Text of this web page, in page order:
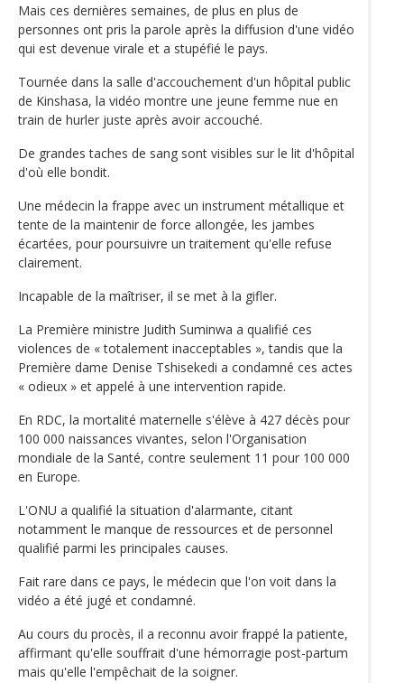
Mais ces dernières semaines, de plus en plus de
personnes ont pris la parole après la diffusion d'une vidéo
qui est devenue virale et a stupéfié le pays.
Tournée dans la salle d'accouchement d'un hôpital public
de Kinshasa, la vidéo montre une jeune femme nue en
train de hurler juste après avoir accouché.
De grandes taches de sang sont visibles sur le lit d'hôpital
d'où elle bondit.
Une médecin la frappe avec un instrument métallique et
tente de la maintenir de force allongée, les jambes
écartées, pour poursuivre un traitement qu'elle refuse
clairement.
Incapable de la maîtriser, il se met à la gifler.
La Première ministre Judith Suminwa a qualifié ces
violences de « totalement inacceptables », tandis que la
Première dame Denise Tshisekedi a condamné ces actes
« odieux » et appelé à une intervention rapide.
En RDC, la mortalité maternelle s'élève à 427 décès pour
100 000 naissances vivantes, selon l'Organisation
mondiale de la Santé, contre seulement 11 pour 100 000
en Europe.
L'ONU a qualifié la situation d'alarmante, citant
notamment le manque de ressources et de personnel
qualifié parmi les principales causes.
Fait rare dans ce pays, le médecin que l'on voit dans la
vidéo a été jugé et condamné.
Au cours du procès, il a reconnu avoir frappé la patiente,
affirmant qu'elle souffrait d'une hémorragie post-partum
mais qu'elle l'empêchait de la soigner.